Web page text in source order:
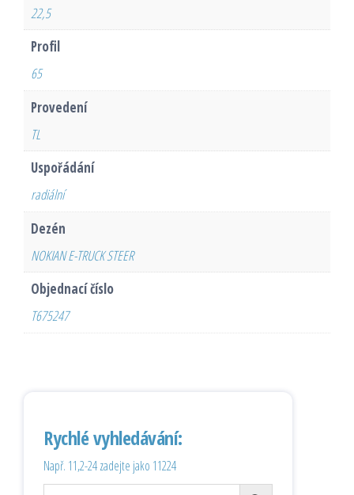
22,5
Profil
65
Provedení
TL
Uspořádání
radiální
Dezén
NOKIAN E-TRUCK STEER
Objednací číslo
T675247
Rychlé vyhledávání:
Např. 11,2-24 zadejte jako 11224